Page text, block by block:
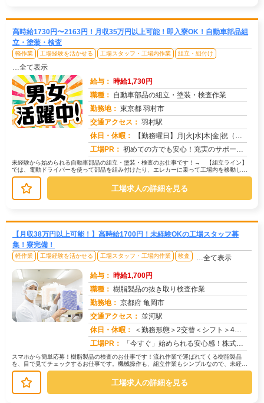
高時給1730円〜2163円！月収35万円以上可能！即入寮OK！自動車部品組
立・塗装・検査
軽作業 工場経験を活かせる 工場スタッフ・工場内作業 組立・組付け
…全て表示
給与： 時給1,730円
職種： 自動車部品の組立・塗装・検査作業
勤務地： 東京都 羽村市
交通アクセス： 羽村駅
休日・休暇：
【勤務曜日】月|火|水|木|金|祝（工場カレンダーに準ずる）【休日・休暇】土日休み（GW休暇・夏季休暇・年末年始休...
工場PR： 初めての方でも安心！充実のサポート体制で新しい一歩を踏み出せます。→寮費無料の住み込みOK！初期費用0円で、すぐに...
未経験から始められる自動車部品の組立・塗装・検査のお仕事です！→ 【組立ライン】
では、電動ドライバーを使って部品を組み付けたり、エレカーに乗って工場内を移動して
部品を供給する作業があります。→ ...
工場求人の詳細を見る
【月収38万円以上可能！】高時給1700円！未経験OKの工場スタッフ募
集！寮完備！
軽作業 工場経験を活かせる 工場スタッフ・工場内作業 検査 …全て表示
給与： 時給1,700円
職種： 樹脂製品の抜き取り検査作業
勤務地： 京都府 亀岡市
交通アクセス： 並河駅
休日・休暇：
＜勤務形態＞2交替＜シフト＞4勤2休＜休日＞工場カレンダーによる
工場PR：
「今すぐ」始められる安心感！株式会社京栄センターで新しい一歩を踏み出してみませんか？→未経験者多数活躍中！経験やス...
スマホから簡単応募！樹脂製品の検査のお仕事です！流れ作業で運ばれてくる樹脂製品
を、目で見てチェックするお仕事です。機械操作も、組立作業もシンプルなので、未経験
の方でも安心！【具体的には】→製品を...
工場求人の詳細を見る